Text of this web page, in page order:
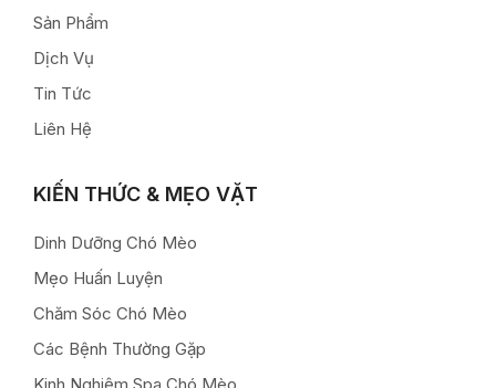
Sản Phẩm
Dịch Vụ
Tin Tức
Liên Hệ
KIẾN THỨC & MẸO VẶT
Dinh Dưỡng Chó Mèo
Mẹo Huấn Luyện
Chăm Sóc Chó Mèo
Các Bệnh Thường Gặp